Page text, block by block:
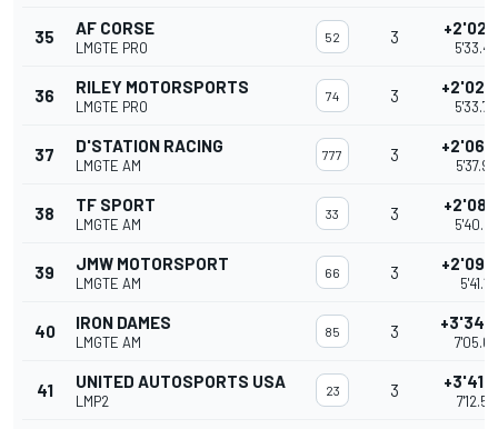
35 AF CORSE
LMGTE PRO
52 3
36 RILEY MOTORSPORTS
LMGTE PRO
74 3
37 D'STATION RACING
LMGTE AM
777 3
38 TF SPORT
LMGTE AM
33 3
39 JMW MOTORSPORT
LMGTE AM
66 3
40 IRON DAMES
LMGTE AM
85 3
41 UNITED AUTOSPORTS USA
LMP2
23 3